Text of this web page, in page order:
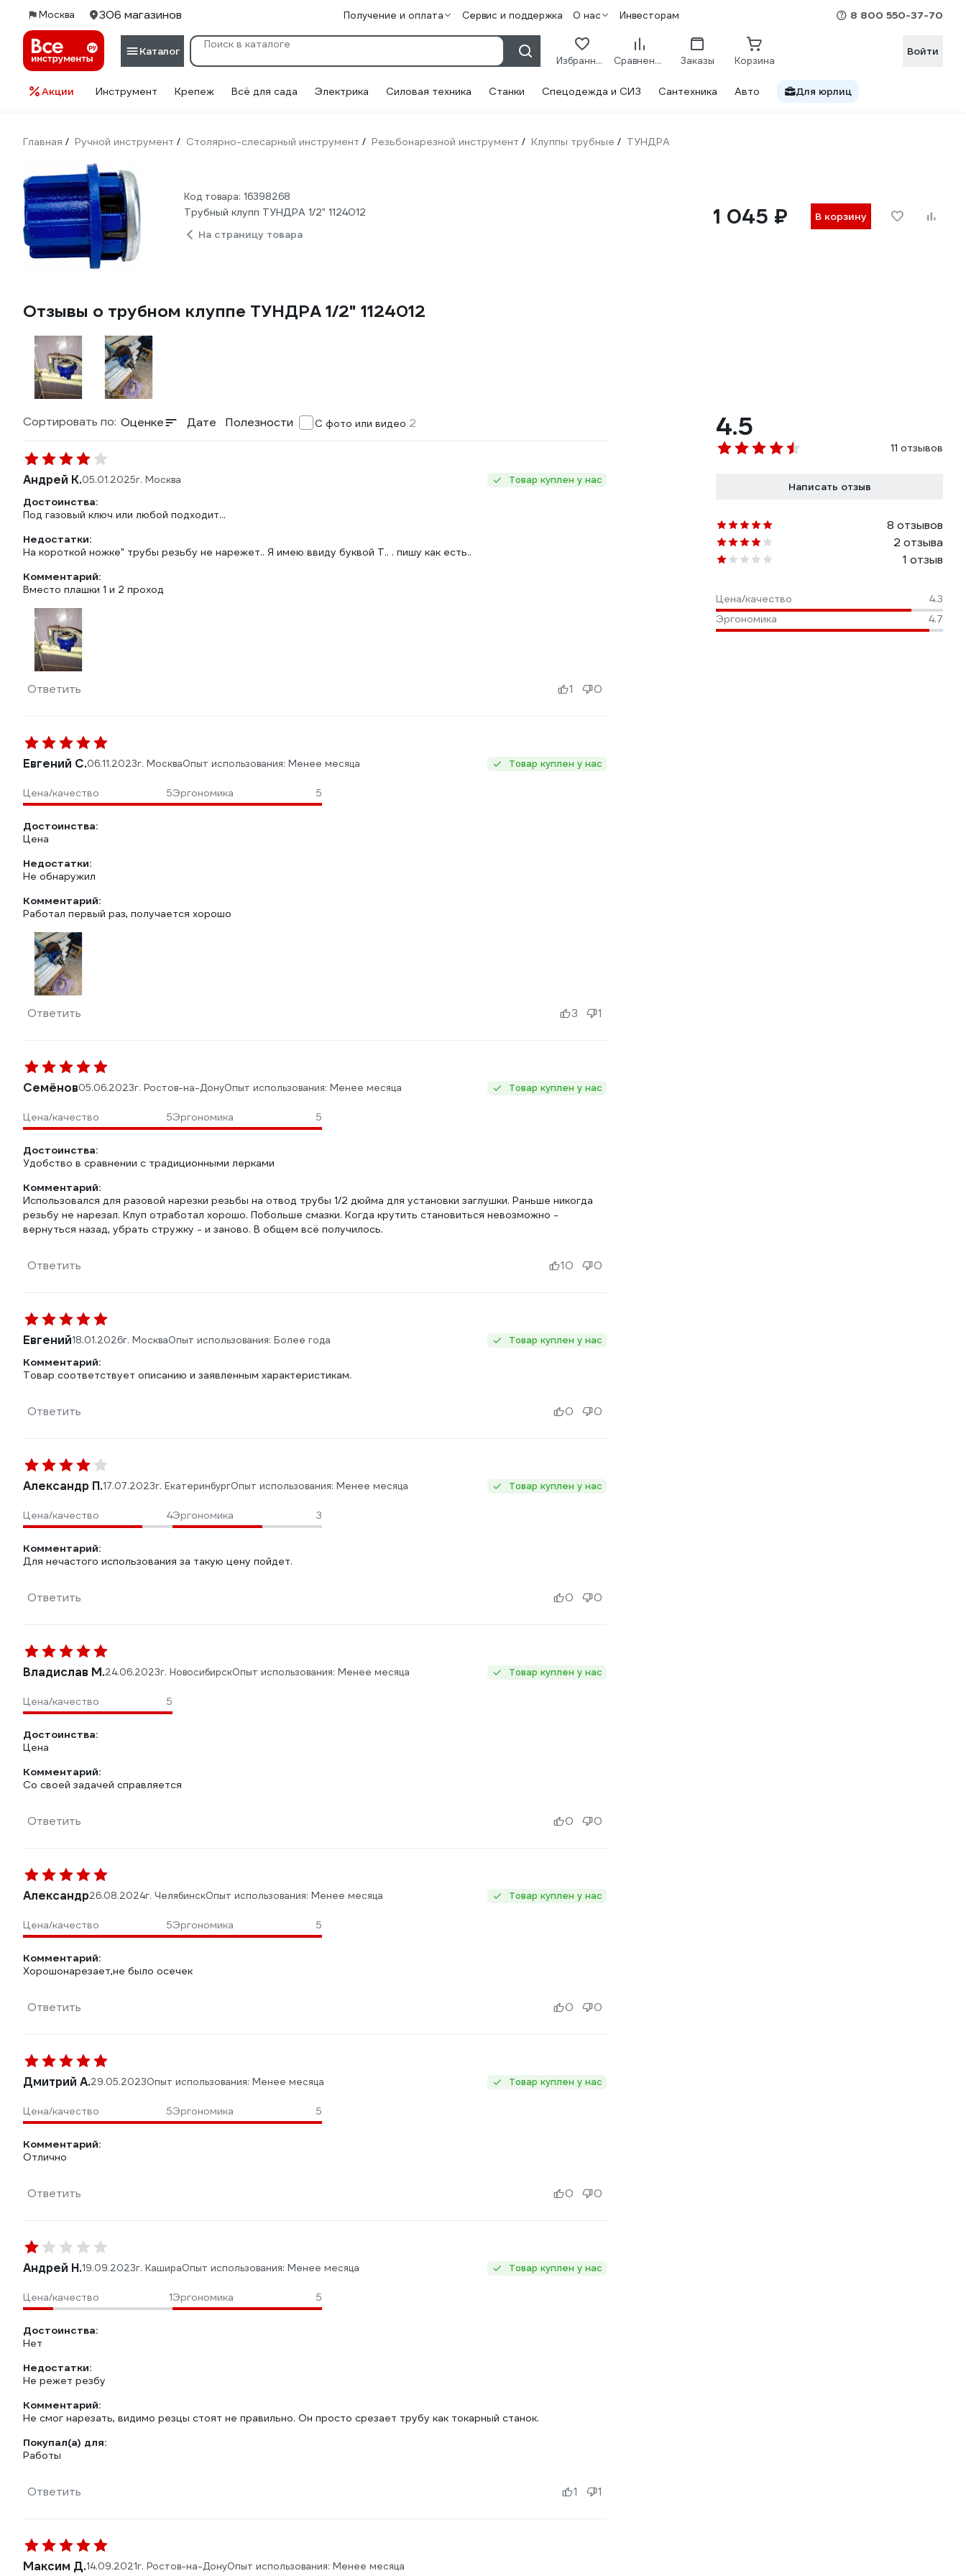
Москва 306 магазинов Получение и оплата Сервис и поддержка О нас Инвесторам 8 800 550-37-70
Каталог
Избранное Сравнение Заказы Корзина
Войти
Акции Инструмент Крепеж Всё для сада Электрика Силовая техника Станки Спецодежда и СИЗ Сантехника Авто Для юрлиц
Главная / Ручной инструмент / Столярно-слесарный инструмент / Резьбонарезной инструмент / Клуппы трубные / ТУНДРА
Код товара: 16398268
Трубный клупп ТУНДРА 1/2" 1124012
На страницу товара
1 045 ₽ В корзину
Отзывы о трубном клуппе ТУНДРА 1/2" 1124012
Сортировать по: Оценке Дате Полезности С фото или видео 2
Андрей К.05.01.2025г. Москва Товар куплен у нас
Достоинства:
Под газовый ключ или любой подходит...
Недостатки:
На короткой ножке" трубы резьбу не нарежет.. Я имею ввиду буквой Т.. . пишу как есть..
Комментарий:
Вместо плашки 1 и 2 проход
Ответить 1 0
Евгений С.06.11.2023г. МоскваОпыт использования: Менее месяца Товар куплен у нас
Цена/качество 5Эргономика 5
Достоинства:
Цена
Недостатки:
Не обнаружил
Комментарий:
Работал первый раз, получается хорошо
Ответить 3 1
Семёнов05.06.2023г. Ростов-на-ДонуОпыт использования: Менее месяца Товар куплен у нас
Цена/качество 5Эргономика 5
Достоинства:
Удобство в сравнении с традиционными лерками
Комментарий:
Использовался для разовой нарезки резьбы на отвод трубы 1/2 дюйма для установки заглушки. Раньше никогда
резьбу не нарезал. Клуп отработал хорошо. Побольше смазки. Когда крутить становиться невозможно -
вернуться назад, убрать стружку - и заново. В общем всё получилось.
Ответить 10 0
Евгений18.01.2026г. МоскваОпыт использования: Более года Товар куплен у нас
Комментарий:
Товар соответствует описанию и заявленным характеристикам.
Ответить 0 0
Александр П.17.07.2023г. ЕкатеринбургОпыт использования: Менее месяца Товар куплен у нас
Цена/качество 4Эргономика 3
Комментарий:
Для нечастого использования за такую цену пойдет.
Ответить 0 0
Владислав М.24.06.2023г. НовосибирскОпыт использования: Менее месяца Товар куплен у нас
Цена/качество 5
Достоинства:
Цена
Комментарий:
Со своей задачей справляется
Ответить 0 0
Александр26.08.2024г. ЧелябинскОпыт использования: Менее месяца Товар куплен у нас
Цена/качество 5Эргономика 5
Комментарий:
Хорошонарезает,не было осечек
Ответить 0 0
Дмитрий А.29.05.2023Опыт использования: Менее месяца Товар куплен у нас
Цена/качество 5Эргономика 5
Комментарий:
Отлично
Ответить 0 0
Андрей Н.19.09.2023г. КашираОпыт использования: Менее месяца Товар куплен у нас
Цена/качество 1Эргономика 5
Достоинства:
Нет
Недостатки:
Не режет резбу
Комментарий:
Не смог нарезать, видимо резцы стоят не правильно. Он просто срезает трубу как токарный станок.
Покупал(а) для:
Работы
Ответить 1 1
Максим Д.14.09.2021г. Ростов-на-ДонуОпыт использования: Менее месяца
4.5
11 отзывов
Написать отзыв
8 отзывов
2 отзыва
1 отзыв
Цена/качество
4.3
Эргономика
4.7